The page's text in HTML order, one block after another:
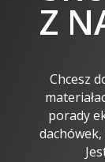
Z
Chcesz
porady